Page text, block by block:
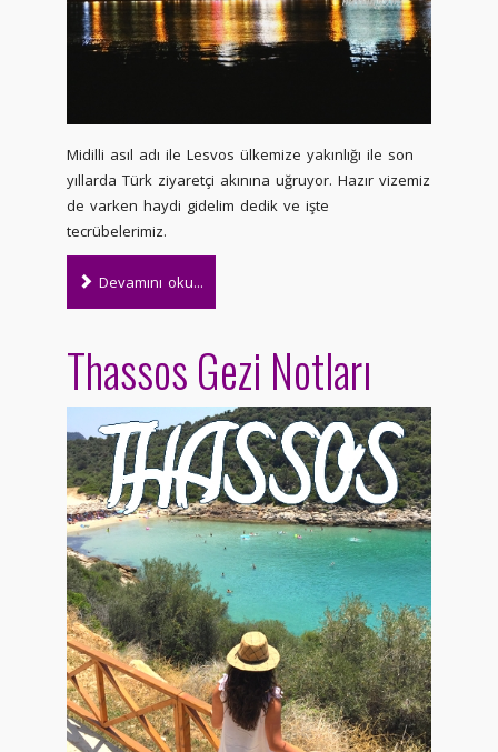
Midilli asıl adı ile Lesvos ülkemize yakınlığı ile son
yıllarda Türk ziyaretçi akınına uğruyor. Hazır vizemiz
de varken haydi gidelim dedik ve işte
tecrübelerimiz.
Devamını oku...
Thassos Gezi Notları